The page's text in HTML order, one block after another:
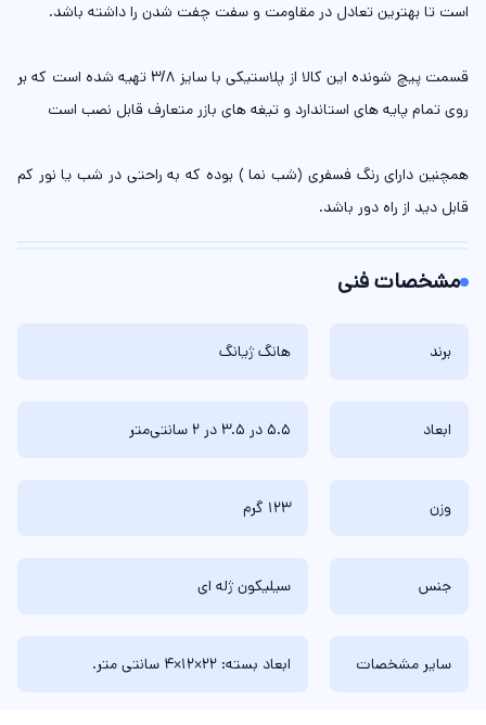
است تا بهترین تعادل در مقاومت و سفت چفت شدن را داشته باشد.
قسمت پیچ شونده این کالا از پلاستیکی با سایز 3/8 تهیه شده است که بر
روی تمام پایه های استاندارد و تیغه های بازر متعارف قابل نصب است
همچنین دارای رنگ فسفری (شب نما ) بوده که به راحتی در شب یا نور کم
قابل دید از راه دور باشد.
مشخصات فنی
برند هانگ ژیانگ
ابعاد 5.5 در 3.5 در 2 سانتی‌متر
وزن 123 گرم
جنس سیلیکون ژله ای
سایر مشخصات ابعاد بسته: 22×12×4 سانتی متر.